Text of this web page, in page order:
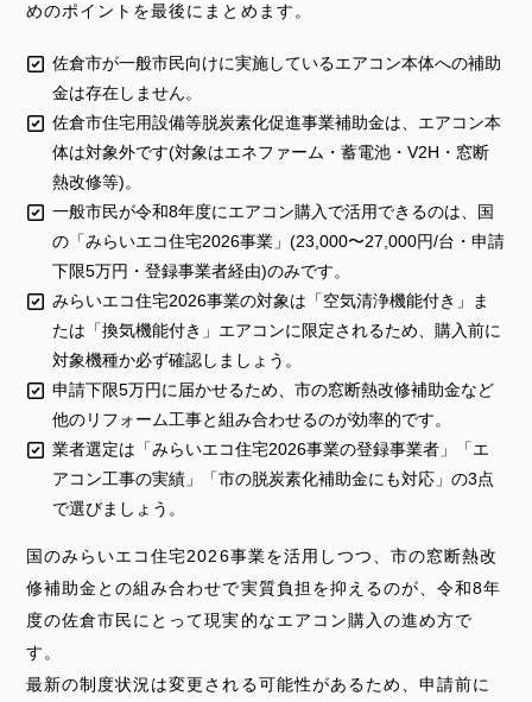
めのポイントを最後にまとめます。
佐倉市が一般市民向けに実施しているエアコン本体への補助
金は存在しません。
佐倉市住宅用設備等脱炭素化促進事業補助金は、エアコン本
体は対象外です(対象はエネファーム・蓄電池・V2H・窓断
熱改修等)。
一般市民が令和8年度にエアコン購入で活用できるのは、国
の「みらいエコ住宅2026事業」(23,000〜27,000円/台・申請
下限5万円・登録事業者経由)のみです。
みらいエコ住宅2026事業の対象は「空気清浄機能付き」ま
たは「換気機能付き」エアコンに限定されるため、購入前に
対象機種か必ず確認しましょう。
申請下限5万円に届かせるため、市の窓断熱改修補助金など
他のリフォーム工事と組み合わせるのが効率的です。
業者選定は「みらいエコ住宅2026事業の登録事業者」「エ
アコン工事の実績」「市の脱炭素化補助金にも対応」の3点
で選びましょう。
国のみらいエコ住宅2026事業を活用しつつ、市の窓断熱改
修補助金との組み合わせで実質負担を抑えるのが、令和8年
度の佐倉市民にとって現実的なエアコン購入の進め方で
す。
最新の制度状況は変更される可能性があるため、申請前に